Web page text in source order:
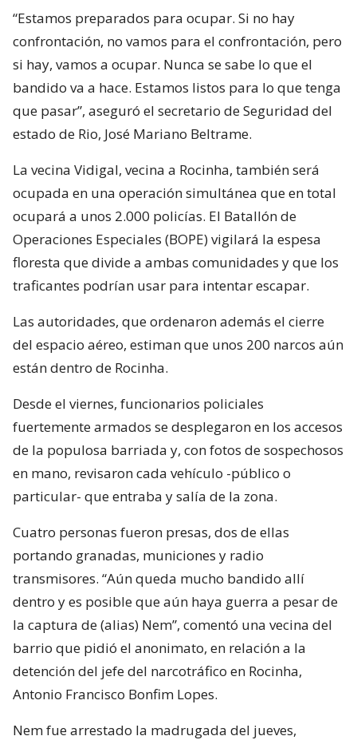
“Estamos preparados para ocupar. Si no hay
confrontación, no vamos para el confrontación, pero
si hay, vamos a ocupar. Nunca se sabe lo que el
bandido va a hace. Estamos listos para lo que tenga
que pasar”, aseguró el secretario de Seguridad del
estado de Rio, José Mariano Beltrame.
La vecina Vidigal, vecina a Rocinha, también será
ocupada en una operación simultánea que en total
ocupará a unos 2.000 policías. El Batallón de
Operaciones Especiales (BOPE) vigilará la espesa
floresta que divide a ambas comunidades y que los
traficantes podrían usar para intentar escapar.
Las autoridades, que ordenaron además el cierre
del espacio aéreo, estiman que unos 200 narcos aún
están dentro de Rocinha.
Desde el viernes, funcionarios policiales
fuertemente armados se desplegaron en los accesos
de la populosa barriada y, con fotos de sospechosos
en mano, revisaron cada vehículo -público o
particular- que entraba y salía de la zona.
Cuatro personas fueron presas, dos de ellas
portando granadas, municiones y radio
transmisores. “Aún queda mucho bandido allí
dentro y es posible que aún haya guerra a pesar de
la captura de (alias) Nem”, comentó una vecina del
barrio que pidió el anonimato, en relación a la
detención del jefe del narcotráfico en Rocinha,
Antonio Francisco Bonfim Lopes.
Nem fue arrestado la madrugada del jueves,